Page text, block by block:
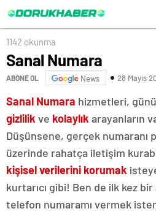
1142 okunma
Sanal Numara
ABONE OL News 28 Mayıs
Sanal Numara hizmetleri,
gizlilik ve kolaylık arayanların
Düşünsene, gerçek numaranı
üzerinde rahatça iletişim
kişisel verilerini korumak
kurtarıcı gibi! Ben de ilk kez
telefon numaramı vermek